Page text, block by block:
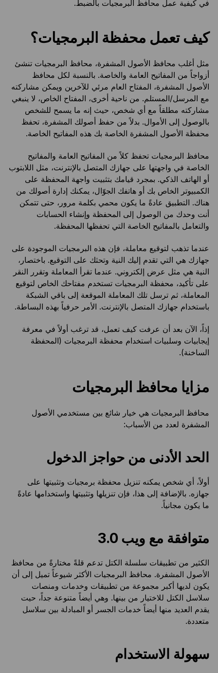
في كيفية عمل محافظ البرمجيات بالضبط.
كيف تعمل محفظة البرمجيات؟
مثل أغلب محافظ الأصول المشفرة، محافظ البرمجيات تنشئ
أزواجاً من المفاتيح العامة والخاصة. بالنسبة لكل محافظ
الأصول المشفرة، المفتاح العام مرئي للآخرين ويمكن مشاركته
مع المرسل/المستلم. من ناحية أخرى، المفتاح الخاص، لا ينبغي
مشاركته مطلقاً مع أي شخص، حيث إنه ما يسمح للشخص
بالوصول إلى الأموال. بدلاً من حفظ أصولك المشفرة، تحفظ
محفظة الأصول المشفرة الخاصة بك هذه المفاتيح الخاصة.
محافظ البرمجيات تحفظ كلاً من المفاتيح العامة والمفاتيح
الخاصة في واجهتها على جهازك المتصل بالإنترنت، مثل اللابتوب
أو الهاتف الذكي. بمجرد قيامك بتثبيت واجهة المحفظة على
الكمبيوتر الخاص بك أو هاتفك الجوّال، يمكنك إدارة أصولك من
هناك. التطبيق عادةً ما يكون محمي بكلمة مرور، حتى تتمكن
أنت وحدك من الوصول إلى المحفظة وإنشاء الحسابات
والتعامل بالمفاتيح الخاصة التي تحفظها المحفظة.
عندما تذهب لتوقيع معاملة، فإن هذه البرمجيات الموجودة على
جهازك هي التي تقدم إليك النية وتحثك على التوقيع. باختصار،
النية هي مثل عرض إلكتروني. عندما تقرأ المعاملة وتقرر النقر
على تأكيد، محفظة البرمجيات تستخدم مفتاحك الخاص لتوقيع
المعاملة، ثم ترسل تلك المعاملة الموقعة إلى باقي الشبكة
باستخدام جهازك المتصل بالإنترنت. الأمر حرفياً بهذه البساطة.
إذاً، الآن بعد أن عرفت كيف تعمل، قد ترغب أولاً في معرفة
إيجابيات وسلبيات استخدام محفظة البرمجيات (المحفظة
الساخنة).
مزايا محافظ البرمجيات
محافظ البرمجيات هي خيار شائع بين مستخدمي الأصول
المشفرة لعدد من الأسباب:
الحد الأدنى من حواجز الدخول
أولاً، أي شخص يمكنه تنزيل محفظة برمجيات وتثبيتها على
جهازه. بالإضافة إلى هذا، فإن تنزيلها وتثبيتها واستخدامها عادةً
ما يكون مجانياً.
متوافقة مع ويب 3.0
الكثير من تطبيقات سلسلة الكتل تدعم قلةً مختارةً من محافظ
الأصول المشفرة. محافظ البرمجيات الأكثر شيوعاً تميل إلى أن
يكون لديها أكبر مجموعة من تطبيقات وخدمات ومنصات
سلاسل الكتل للاختيار من بينها. وهي أيضاً متنوعة جداً، حيت
يقدم العديد منها أيضاً خدمات الجسر أو المبادلة بين سلاسل
متعددة.
سهولة الاستخدام